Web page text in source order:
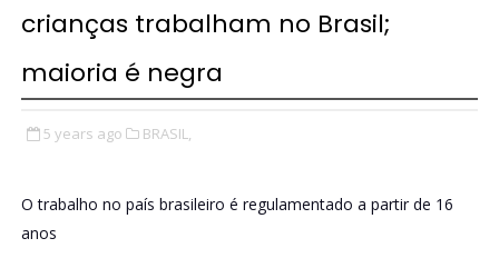
crianças trabalham no Brasil;
maioria é negra
5 years ago BRASIL,
O trabalho no país brasileiro é regulamentado a partir de 16
anos